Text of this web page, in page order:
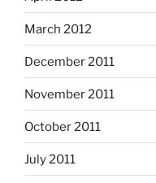
March 2012
December 2011
November 2011
October 2011
July 2011